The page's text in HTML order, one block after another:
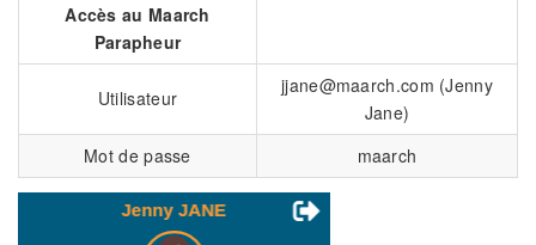
Accès au Maarch
Parapheur
Utilisateur
jjane@maarch.com (Jenny
Jane)
Mot de passe
maarch